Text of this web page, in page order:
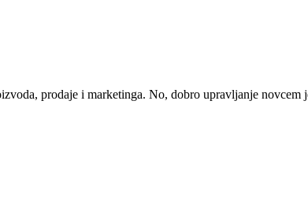
prodaje i marketinga. No, dobro upravljanje